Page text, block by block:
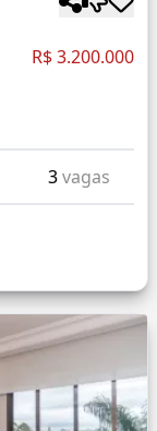
R$ 3.200.000
3vagas